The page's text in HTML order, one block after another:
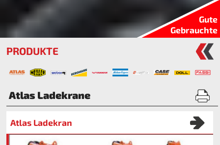
Gute
Gebrauchte
PRODUKTE
Atlas Ladekrane
Atlas Ladekran